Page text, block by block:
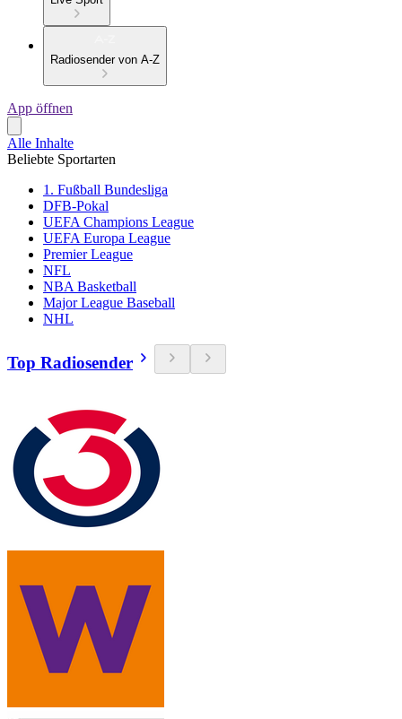
Radiosender von A-Z
App öffnen
Alle Inhalte
Beliebte Sportarten
1. Fußball Bundesliga
DFB-Pokal
UEFA Champions League
UEFA Europa League
Premier League
NFL
NBA Basketball
Major League Baseball
NHL
Top Radiosender